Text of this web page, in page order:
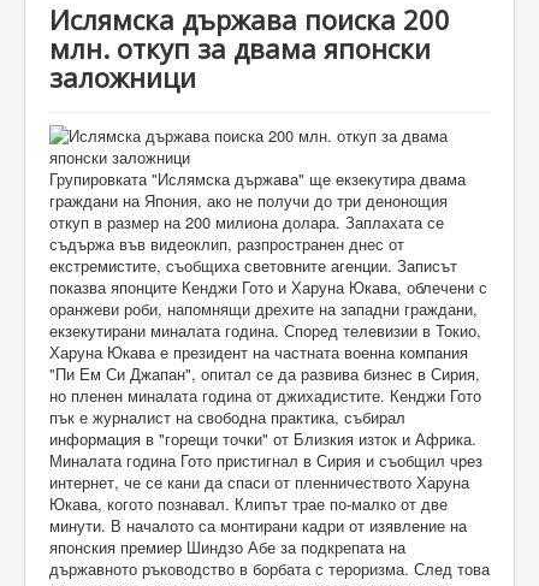
Ислямска държава поиска 200
млн. откуп за двама японски
заложници
Групировката "Ислямска държава" ще екзекутира двама
граждани на Япония, ако не получи до три денонощия
откуп в размер на 200 милиона долара. Заплахата се
съдържа във видеоклип, разпространен днес от
екстремистите, съобщиха световните агенции. Записът
показва японците Кенджи Гото и Харуна Юкава, облечени с
оранжеви роби, напомнящи дрехите на западни граждани,
екзекутирани миналата година. Според телевизии в Токио,
Харуна Юкава е президент на частната военна компания
"Пи Ем Си Джапан", опитал се да развива бизнес в Сирия,
но пленен миналата година от джихадистите. Кенджи Гото
пък е журналист на свободна практика, събирал
информация в "горещи точки" от Близкия изток и Африка.
Миналата година Гото пристигнал в Сирия и съобщил чрез
интернет, че се кани да спаси от пленничеството Харуна
Юкава, когото познавал. Клипът трае по-малко от две
минути. В началото са монтирани кадри от изявление на
японския премиер Шиндзо Абе за подкрепата на
държавното ръководство в борбата с тероризма. След това